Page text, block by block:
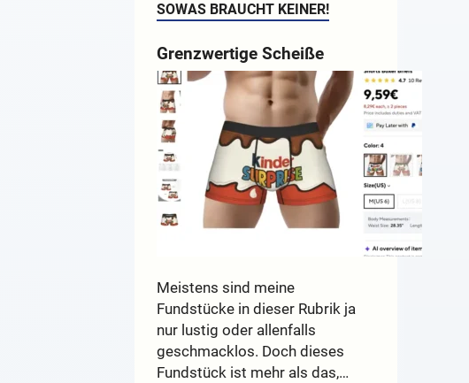
SOWAS BRAUCHT KEINER!
Grenzwertige Scheiße
Meistens sind meine
Fundstücke in dieser Rubrik ja
nur lustig oder allenfalls
geschmacklos. Doch dieses
Fundstück ist mehr als das,…